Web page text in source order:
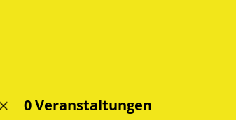
Filter0 Veranstaltungen